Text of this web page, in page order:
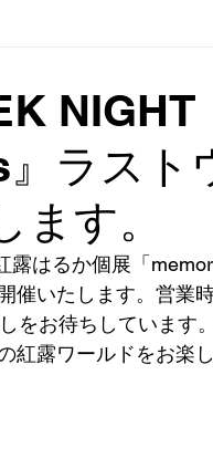
ラスト
す。
はるか個展「
催いたします。営業
をお待ちしています
露ワールドをお楽し